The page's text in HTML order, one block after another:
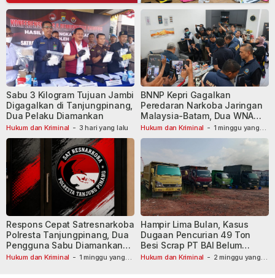
Hukum dan Kriminal - 3 hari yang lalu
Sabu 3 Kilogram Tujuan Jambi
Digagalkan di Tanjungpinang,
Dua Pelaku Diamankan
Hukum dan Kriminal - 1 minggu yang
BNNP Kepri Gagalkan
Peredaran Narkoba Jaringan
Malaysia-Batam, Dua WNA
Masih Diburu
Hukum dan Kriminal - 1 minggu yang
Respons Cepat Satresnarkoba
Polresta Tanjungpinang, Dua
Pengguna Sabu Diamankan
Usai Dilaporkan ke Call Center
Hukum dan Kriminal - 2 minggu yang
Hampir Lima Bulan, Kasus
Dugaan Pencurian 49 Ton
Besi Scrap PT BAI Belum
Tetapkan Tersangka